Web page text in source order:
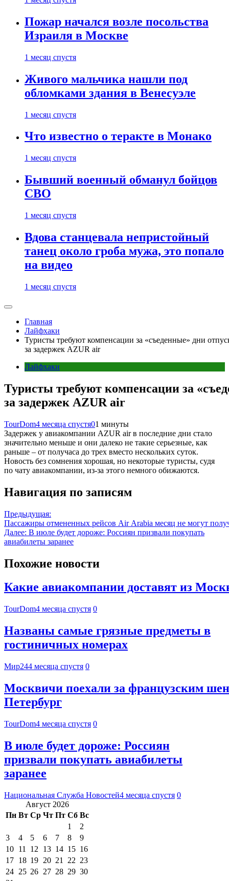
Пожар начался возле посольства
Израиля в Москве
1 месяц спустя
Живого мальчика нашли под
обломками здания в Венесуэле
1 месяц спустя
Что известно о теракте в Монако
1 месяц спустя
Бывший военный обманул бойцов
СВО
1 месяц спустя
Вдова станцевала непристойный
танец около гроба мужа, это попало
на видео
1 месяц спустя
Главная
Лайфхаки
Туристы требуют компенсации за «съеденные» дни
за задержек AZUR air
Лайфхаки
Туристы требуют компенсации за
за задержек AZUR air
TourDom4 месяца спустя01 минуты
Задержек у авиакомпании AZUR air в последние дни стало
значительно меньше и они далеко не такие серьезные, как
раньше – от получаса до трех вместо нескольких суток.
Новость без сомнения хорошая, но некоторые туристы, судя
по чату авиакомпании, из-за этого немного обижаются.
Навигация по записям
Предыдущая:
Пассажиры отмененных рейсов Air Arabia месяц не могут
Далее: В июле будет дороже: Россиян призвали покупать
авиабилеты заранее
Похожие новости
Какие авиакомпании доставят из
TourDom4 месяца спустя 0
Названы самые грязные предметы в
гостиничных номерах
Мир244 месяца спустя 0
Москвичи поехали за французским
Петербург
TourDom4 месяца спустя 0
В июле будет дороже: Россиян
призвали покупать авиабилеты
заранее
Национальная Служба Новостей4 месяца спустя 0
Август 2026
Пн Вт Ср Чт Пт Сб Вс
1
2
3
4 5 6 7 8
9
10 11 12 13 14 15 16
17 18 19 20 21 22 23
24 25 26 27 28 29 30